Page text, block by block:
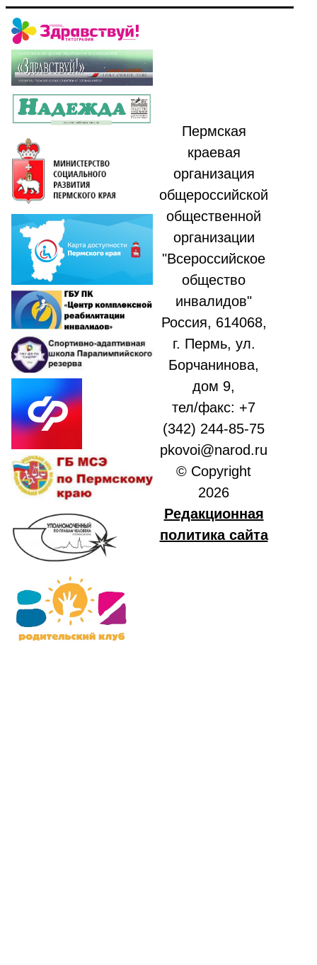
Пермская
краевая
организация
общероссийской
общественной
организации
"Всероссийское
общество
инвалидов"
Россия, 614068,
г. Пермь, ул.
Борчанинова,
дом 9,
тел/факс: +7
(342) 244-85-75
pkovoi@narod.ru
© Copyright
2026
Редакционная
политика сайта